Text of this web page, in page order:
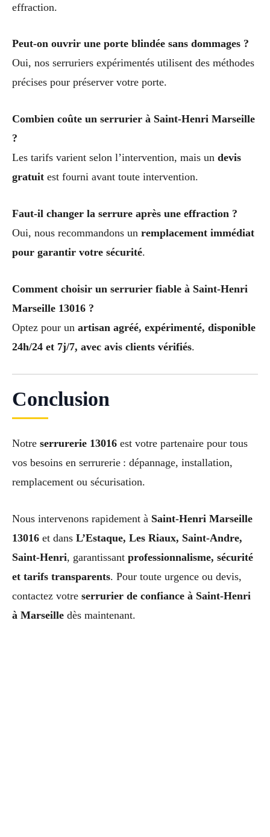
effraction.
Peut-on ouvrir une porte blindée sans dommages ?
Oui, nos serruriers expérimentés utilisent des méthodes
précises pour préserver votre porte.
Combien coûte un serrurier à Saint-Henri Marseille
?
Les tarifs varient selon l’intervention, mais un devis
gratuit est fourni avant toute intervention.
Faut-il changer la serrure après une effraction ?
Oui, nous recommandons un remplacement immédiat
pour garantir votre sécurité.
Comment choisir un serrurier fiable à Saint-Henri
Marseille 13016 ?
Optez pour un artisan agréé, expérimenté, disponible
24h/24 et 7j/7, avec avis clients vérifiés.
Conclusion
Notre serrurerie 13016 est votre partenaire pour tous
vos besoins en serrurerie : dépannage, installation,
remplacement ou sécurisation.
Nous intervenons rapidement à Saint-Henri Marseille
13016 et dans L’Estaque, Les Riaux, Saint-Andre,
Saint-Henri, garantissant professionnalisme, sécurité
et tarifs transparents. Pour toute urgence ou devis,
contactez votre serrurier de confiance à Saint-Henri
à Marseille dès maintenant.